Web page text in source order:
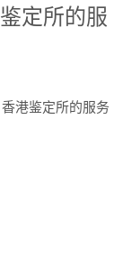
定所的服
港鉴定所的服务